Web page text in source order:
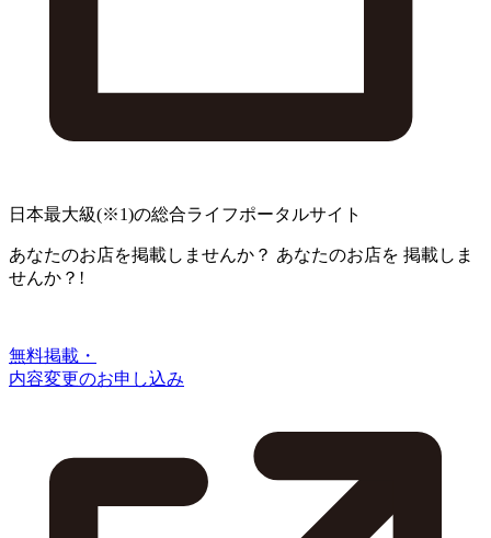
日本最大級(※1)の総合ライフポータルサイト
あなたのお店を掲載しませんか？ あなたのお店を 掲載しま
せんか？!
無料掲載・
内容変更のお申し込み